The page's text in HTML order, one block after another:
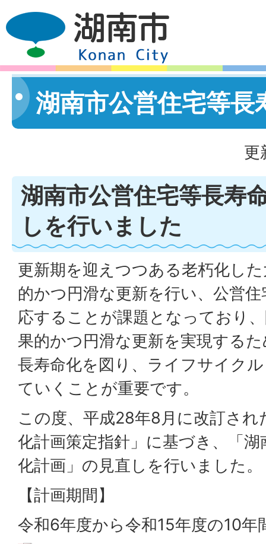
湖南市公営住宅等長
更
湖南市公営住宅等長寿
しを行いました
更新期を迎えつつある老朽化し
的かつ円滑な更新を行い、公営
応することが課題となっており
果的かつ円滑な更新を実現する
長寿命化を図り、ライフサイク
ていくことが重要です。
この度、平成28年8月に改訂され
化計画策定指針」に基づき、「
化計画」の見直しを行いました。
【計画期間】
令和6年度から令和15年度の10年